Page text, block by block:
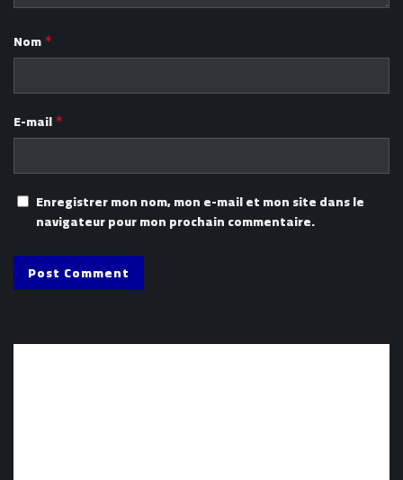
Nom *
E-mail *
Enregistrer mon nom, mon e-mail et mon site dans le
navigateur pour mon prochain commentaire.